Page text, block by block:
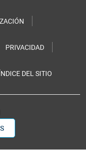
PRIVACIDAD
DEL SITIO